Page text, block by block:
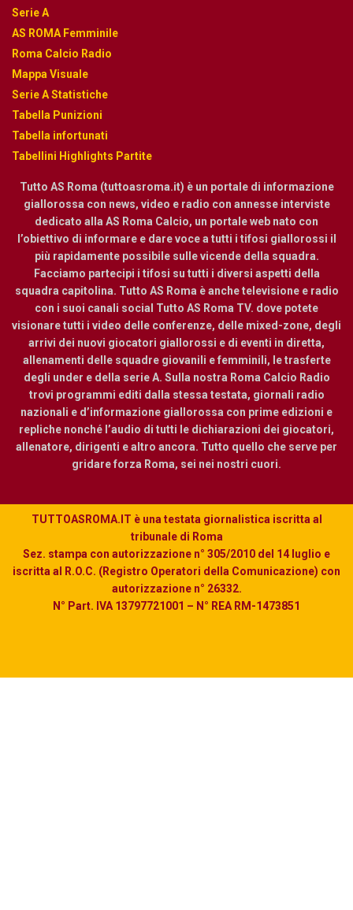
Serie A
AS ROMA Femminile
Roma Calcio Radio
Mappa Visuale
Serie A Statistiche
Tabella Punizioni
Tabella infortunati
Tabellini Highlights Partite
Tutto AS Roma (tuttoasroma.it) è un portale di informazione
giallorossa con news, video e radio con annesse interviste
dedicato alla AS Roma Calcio, un portale web nato con
l’obiettivo di informare e dare voce a tutti i tifosi giallorossi il
più rapidamente possibile sulle vicende della squadra.
Facciamo partecipi i tifosi su tutti i diversi aspetti della
squadra capitolina. Tutto AS Roma è anche televisione e radio
con i suoi canali social Tutto AS Roma TV. dove potete
visionare tutti i video delle conferenze, delle mixed-zone, degli
arrivi dei nuovi giocatori giallorossi e di eventi in diretta,
allenamenti delle squadre giovanili e femminili, le trasferte
degli under e della serie A. Sulla nostra Roma Calcio Radio
trovi programmi editi dalla stessa testata, giornali radio
nazionali e d’informazione giallorossa con prime edizioni e
repliche nonché l’audio di tutti le dichiarazioni dei giocatori,
allenatore, dirigenti e altro ancora. Tutto quello che serve per
gridare forza Roma, sei nei nostri cuori.
TUTTOASROMA.IT è una testata giornalistica iscritta al
tribunale di Roma
Sez. stampa con autorizzazione n° 305/2010 del 14 luglio e
iscritta al R.O.C. (Registro Operatori della Comunicazione) con
autorizzazione n° 26332.
N° Part. IVA 13797721001 – N° REA RM-1473851